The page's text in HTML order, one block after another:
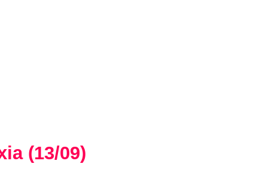
(13/09)